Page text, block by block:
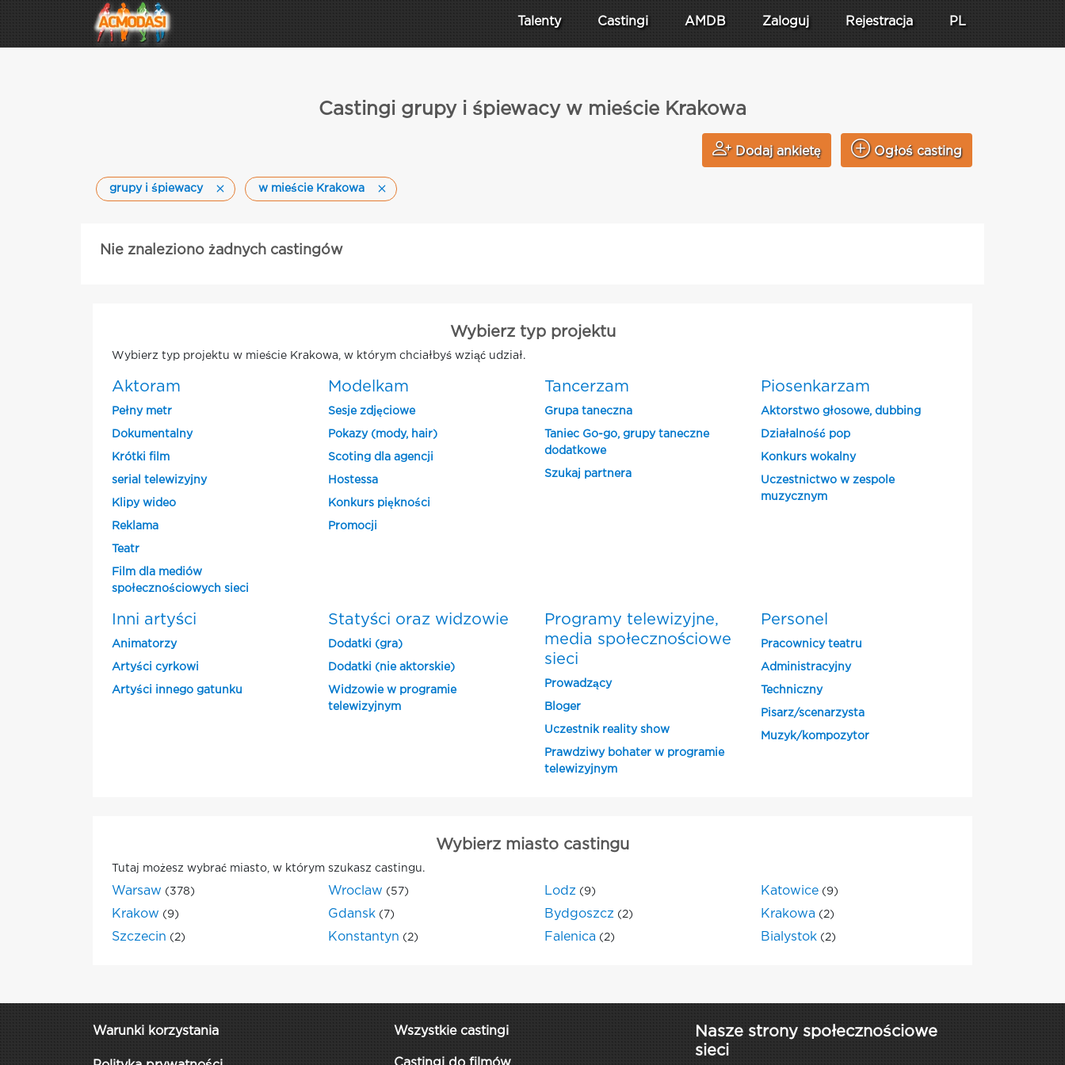
Talenty Castingi AMDB Zaloguj Rejestracja PL
Castingi grupy i śpiewacy w mieście Krakowa
Dodaj ankietę Ogłoś casting
grupy i śpiewacy w mieście Krakowa
Nie znaleziono żadnych castingów
Wybierz typ projektu
Wybierz typ projektu w mieście Krakowa, w którym chciałbyś wziąć udział.
Aktoram
Pełny metr
Dokumentalny
Krótki film
serial telewizyjny
Klipy wideo
Reklama
Teatr
Film dla mediów
społecznościowych sieci
Modelkam
Sesje zdjęciowe
Pokazy (mody, hair)
Scoting dla agencji
Hostessa
Konkurs piękności
Promocji
Tancerzam
Grupa taneczna
Taniec Go-go, grupy taneczne
dodatkowe
Szukaj partnera
Piosenkarzam
Aktorstwo głosowe, dubbing
Działalność pop
Konkurs wokalny
Uczestnictwo w zespole
muzycznym
Inni artyści
Animatorzy
Artyści cyrkowi
Artyści innego gatunku
Statyści oraz widzowie
Dodatki (gra)
Dodatki (nie aktorskie)
Widzowie w programie
telewizyjnym
Programy telewizyjne,
media społecznościowe
sieci
Prowadzący
Bloger
Uczestnik reality show
Prawdziwy bohater w programie
telewizyjnym
Personel
Pracownicy teatru
Administracyjny
Techniczny
Pisarz/scenarzysta
Muzyk/kompozytor
Wybierz miasto castingu
Tutaj możesz wybrać miasto, w którym szukasz castingu.
Warsaw (378) Wroclaw (57) Lodz (9) Katowice (9)
Krakow (9) Gdansk (7) Bydgoszcz (2) Krakowa (2)
Szczecin (2) Konstantyn (2) Falenica (2) Bialystok (2)
Warunki korzystania Wszystkie castingi
Nasze strony społecznościowe
sieci